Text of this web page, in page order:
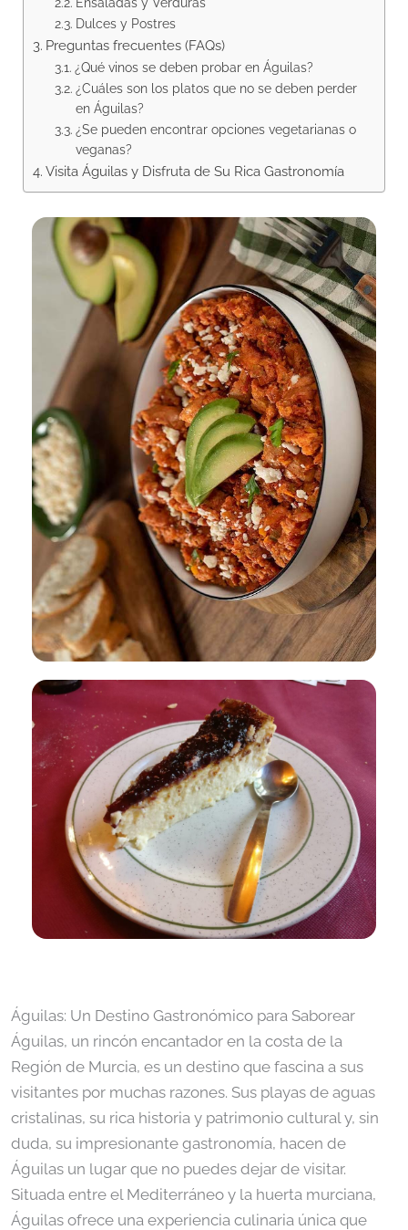
Dulces y Postres
Preguntas frecuentes (FAQs)
¿Qué vinos se deben probar en Águilas?
¿Cuáles son los platos que no se deben perder
en Águilas?
¿Se pueden encontrar opciones vegetarianas o
veganas?
Visita Águilas y Disfruta de Su Rica Gastronomía
Águilas: Un Destino Gastronómico para Saborear
Águilas, un rincón encantador en la costa de la
Región de Murcia, es un destino que fascina a sus
visitantes por muchas razones. Sus playas de aguas
cristalinas, su rica historia y patrimonio cultural y, sin
duda, su impresionante gastronomía, hacen de
Águilas un lugar que no puedes dejar de visitar.
Situada entre el Mediterráneo y la huerta murciana,
Águilas ofrece una experiencia culinaria única que